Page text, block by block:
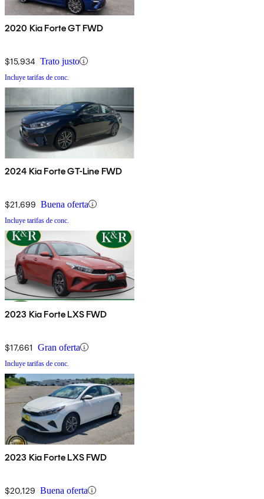
2020 Kia Forte GT FWD
$15,934 Trato justo
Incluye tarifas de conc.
2024 Kia Forte GT-Line FWD
$21,699 Buena oferta
Incluye tarifas de conc.
2023 Kia Forte LXS FWD
$17,661 Gran oferta
Incluye tarifas de conc.
2023 Kia Forte LXS FWD
$20,129 Buena oferta